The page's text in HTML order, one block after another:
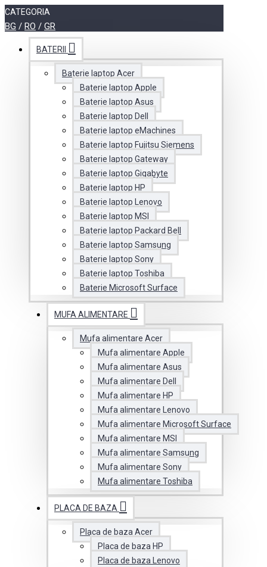
CATEGORIA
BG / RO / GR
BATERII
Baterie laptop Acer
Baterie laptop Apple
Baterie laptop Asus
Baterie laptop Dell
Baterie laptop eMachines
Baterie laptop Fujitsu Siemens
Baterie laptop Gateway
Baterie laptop Gigabyte
Baterie laptop HP
Baterie laptop Lenovo
Baterie laptop MSI
Baterie laptop Packard Bell
Baterie laptop Samsung
Baterie laptop Sony
Baterie laptop Toshiba
Baterie Microsoft Surface
MUFA ALIMENTARE
Mufa alimentare Acer
Mufa alimentare Apple
Mufa alimentare Asus
Mufa alimentare Dell
Mufa alimentare HP
Mufa alimentare Lenovo
Mufa alimentare Microsoft Surface
Mufa alimentare MSI
Mufa alimentare Samsung
Mufa alimentare Sony
Mufa alimentare Toshiba
PLACA DE BAZA
Placa de baza Acer
Placa de baza HP
Placa de baza Lenovo